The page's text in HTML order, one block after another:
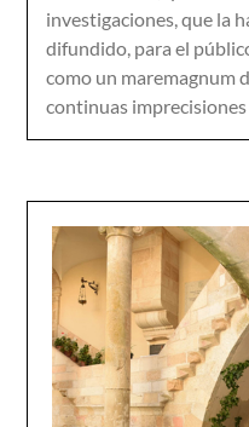
investigaciones, que la
difundido, para el
como un maremagnum
continuas